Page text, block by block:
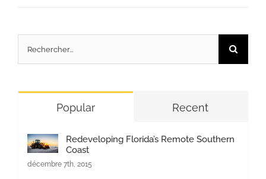
Rechercher:
Popular Recent
Redeveloping Florida’s Remote Southern
Coast
décembre 7th, 2015